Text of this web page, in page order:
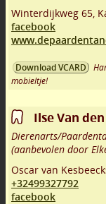
Winterdijkweg 65
facebook
Download VCARD
mobieltje!
Ilse Van
Dierenarts/
(aanbevolen door
Oscar van
+32499327792
facebook